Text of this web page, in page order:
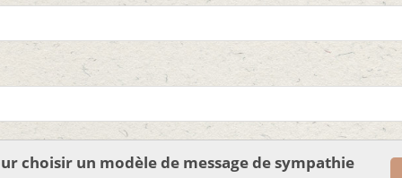
choisir un modèle de message de sympathie